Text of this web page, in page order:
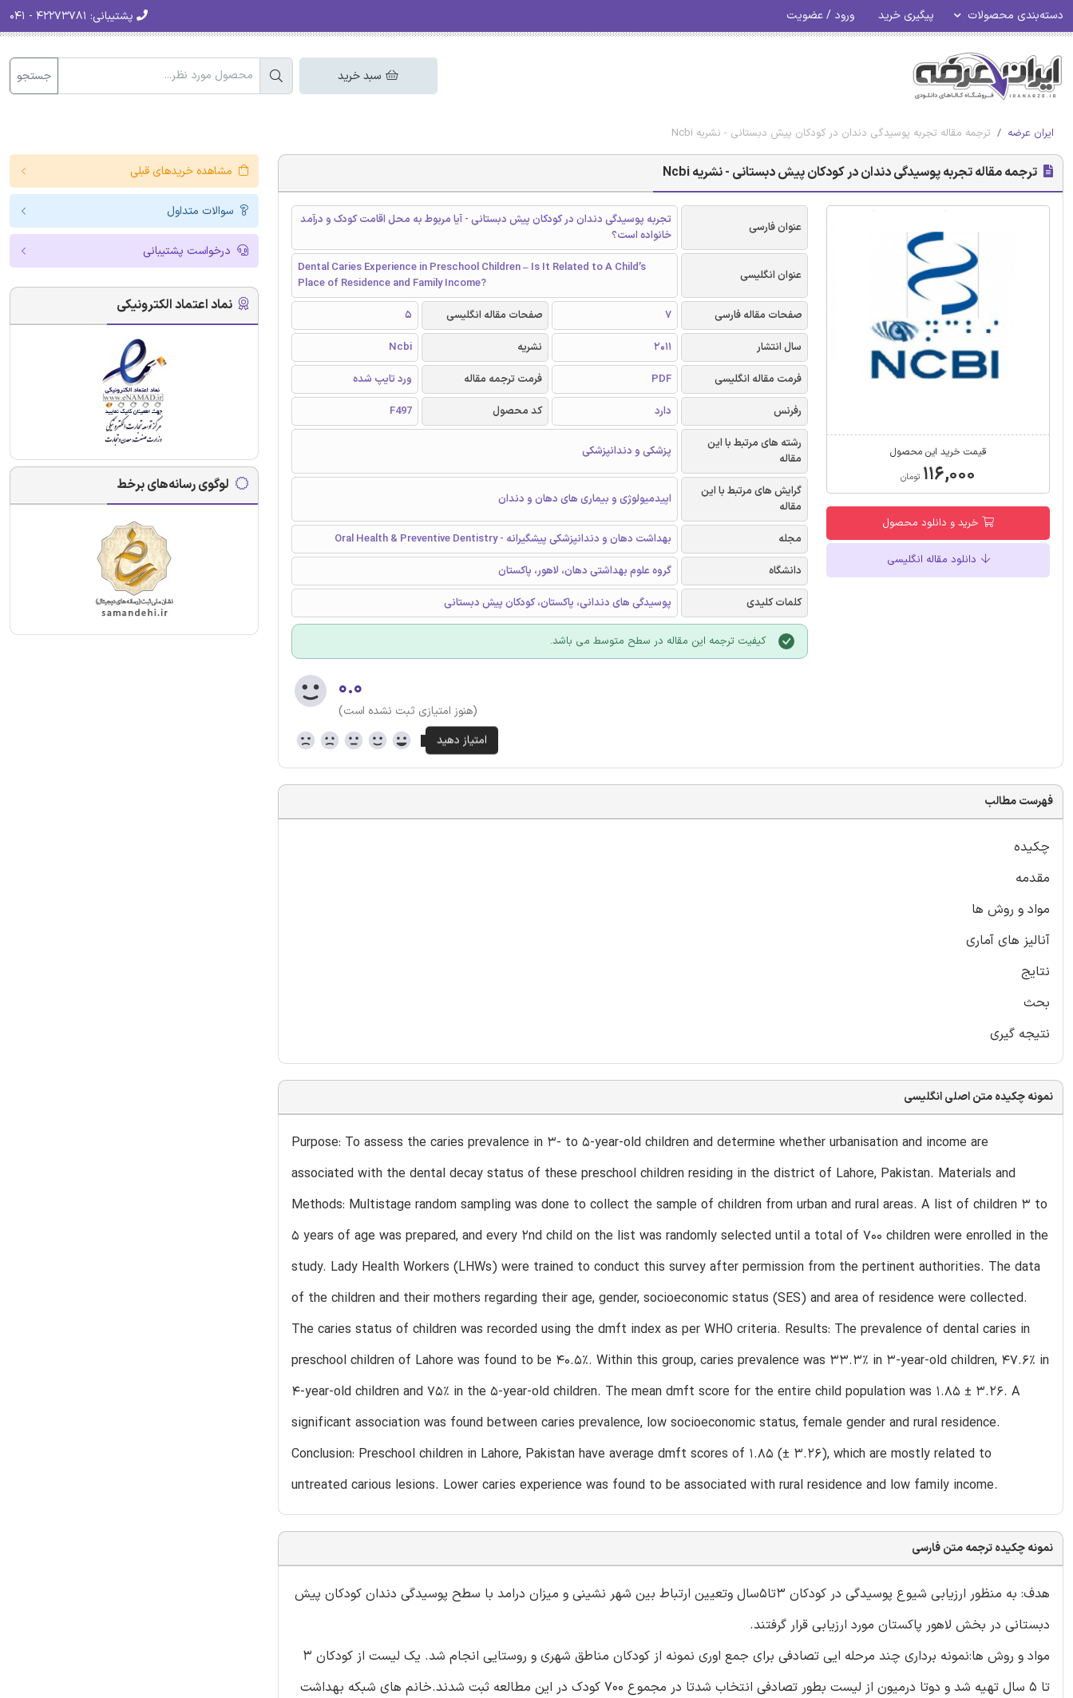
دسته‌بندی محصولات پیگیری خرید ورود / عضویت پشتیبانی:
سبد خرید جستجو
ایران عرضه ترجمه مقاله تجربه پوسیدگی دندان در کودکان پیش دبستانی - نشریه Ncbi
ترجمه مقاله تجربه پوسیدگی دندان در کودکان پیش دبستانی - نشریه Ncbi
قیمت خرید این محصول
۱۱۶,۰۰۰ تومان
خرید و دانلود محصول
دانلود مقاله انگلیسی
عنوان فارسی
تجربه پوسیدگی دندان در کودکان پیش دبستانی - آیا مربوط به محل اقامت کودک و درآمد
خانواده است؟
عنوان انگلیسی
Dental Caries Experience in Preschool Children – Is It Related to A Child’s
Place of Residence and Family Income?
صفحات مقاله فارسی
7 صفحات مقاله انگلیسی
5
سال انتشار
2011 نشریه
Ncbi
فرمت مقاله انگلیسی
PDF فرمت ترجمه مقاله
ورد تایپ شده
رفرنس
دارد کد محصول
F497
رشته های مرتبط با این
مقاله
پزشکی و دندانپزشکی
گرایش های مرتبط با این
مقاله
اپیدمیولوژی و بیماری های دهان و دندان
مجله
بهداشت دهان و دندانپزشکی پیشگیرانه - Oral Health & Preventive Dentistry
دانشگاه
گروه علوم بهداشتی دهان، لاهور، پاکستان
کلمات کلیدی
پوسیدگی های دندانی، پاکستان، کودکان پیش دبستانی
کیفیت ترجمه این مقاله در سطح متوسط می باشد.
۰.۰
(هنوز امتیازی ثبت نشده است)
فهرست مطالب
چکیده
مقدمه
مواد و روش ها
آنالیز های آماری
نتایج
بحث
نتیجه گیری
نمونه چکیده متن اصلی انگلیسی
Purpose: To assess the caries prevalence in 3- to 5-year-old children and determine whether urbanisation and income are
associated with the dental decay status of these preschool children residing in the district of Lahore, Pakistan. Materials and
Methods: Multistage random sampling was done to collect the sample of children from urban and rural areas. A list of children 3 to
5 years of age was prepared, and every 2nd child on the list was randomly selected until a total of 700 children were enrolled in the
study. Lady Health Workers (LHWs) were trained to conduct this survey after permission from the pertinent authorities. The data
of the children and their mothers regarding their age, gender, socioeconomic status (SES) and area of residence were collected.
The caries status of children was recorded using the dmft index as per WHO criteria. Results: The prevalence of dental caries in
preschool children of Lahore was found to be 40.5%. Within this group, caries prevalence was 33.3% in 3-year-old children, 47.6% in
4-year-old children and 75% in the 5-year-old children. The mean dmft score for the entire child population was 1.85 ± 3.26. A
significant association was found between caries prevalence, low socioeconomic status, female gender and rural residence.
Conclusion: Preschool children in Lahore, Pakistan have average dmft scores of 1.85 (± 3.26), which are mostly related to
untreated carious lesions. Lower caries experience was found to be associated with rural residence and low family income.
نمونه چکیده ترجمه متن فارسی
هدف: به منظور ارزیابی شیوع پوسیدگی در کودکان 3تا5سال وتعیین ارتباط بین شهر نشینی و میزان درامد با سطح پوسیدگی دندان کودکان پیش
دبستانی در بخش لاهور پاکستان مورد ارزیابی قرار گرفتند.
مواد و روش ها:نمونه برداری چند مرحله ایی تصادفی برای جمع اوری نمونه از کودکان مناطق شهری و روستایی انجام شد. یک لیست از کودکان 3
تا 5 سال تهیه شد و دوتا درمیون از لیست بطور تصادفی انتخاب شدتا در مجموع 700 کودک در این مطالعه ثبت شدند.خانم های شبکه بهداشت
مشاهده خریدهای قبلی
سوالات متداول
درخواست پشتیبانی
نماد اعتماد الکترونیکی
لوگوی رسانه‌های برخط